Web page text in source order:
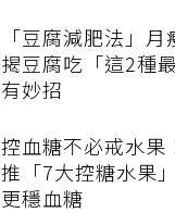
「豆腐減肥法」
揭豆腐吃「這2種
有妙招
控血糖不必戒水果
推「7大控糖水果
更穩血糖